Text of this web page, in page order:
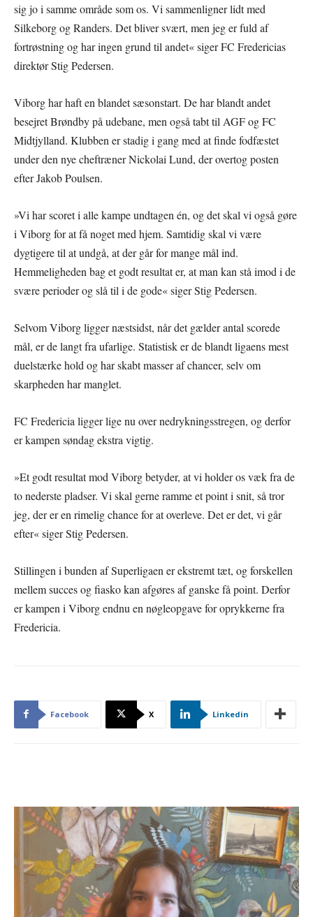
sig jo i samme område som os. Vi sammenligner lidt med
Silkeborg og Randers. Det bliver svært, men jeg er fuld af
fortrøstning og har ingen grund til andet« siger FC Fredericias
direktør Stig Pedersen.
Viborg har haft en blandet sæsonstart. De har blandt andet
besejret Brøndby på udebane, men også tabt til AGF og FC
Midtjylland. Klubben er stadig i gang med at finde fodfæstet
under den nye cheftræner Nickolai Lund, der overtog posten
efter Jakob Poulsen.
»Vi har scoret i alle kampe undtagen én, og det skal vi også gøre
i Viborg for at få noget med hjem. Samtidig skal vi være
dygtigere til at undgå, at der går for mange mål ind.
Hemmeligheden bag et godt resultat er, at man kan stå imod i de
svære perioder og slå til i de gode« siger Stig Pedersen.
Selvom Viborg ligger næstsidst, når det gælder antal scorede
mål, er de langt fra ufarlige. Statistisk er de blandt ligaens mest
duelstærke hold og har skabt masser af chancer, selv om
skarpheden har manglet.
FC Fredericia ligger lige nu over nedrykningsstregen, og derfor
er kampen søndag ekstra vigtig.
»Et godt resultat mod Viborg betyder, at vi holder os væk fra de
to nederste pladser. Vi skal gerne ramme et point i snit, så tror
jeg, der er en rimelig chance for at overleve. Det er det, vi går
efter« siger Stig Pedersen.
Stillingen i bunden af Superligaen er ekstremt tæt, og forskellen
mellem succes og fiasko kan afgøres af ganske få point. Derfor
er kampen i Viborg endnu en nøgleopgave for oprykkerne fra
Fredericia.
Facebook X Linkedin